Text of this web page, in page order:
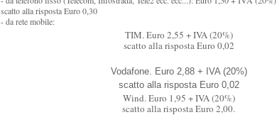
scatto alla risposta Euro 0,30
- da rete mobile:
TIM. Euro 2,55 + IVA (20%)
scatto alla risposta Euro 0,02
Vodafone. Euro 2,88 + IVA (20%)
scatto alla risposta Euro 0,02
Wind. Euro 1,95 + IVA (20%)
scatto alla risposta Euro 2,00.